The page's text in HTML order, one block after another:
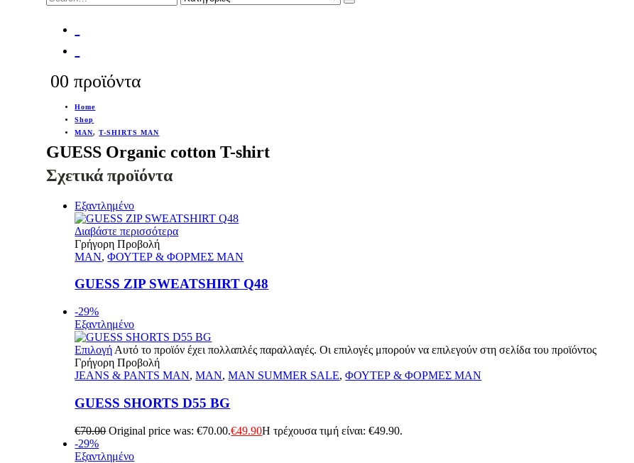
00 προϊόντα
Home
Shop
MAN,T-SHIRTS MAN
GUESS Organic cotton T-shirt
Σχετικά προϊόντα
Εξαντλημένο
Διαβάστε περισσότερα
Γρήγορη Προβολή
MAN,ΦΟΥΤΕΡ & ΦΟΡΜΕΣ MAN
GUESS ZIP SWEATSHIRT Q48
-29%
Εξαντλημένο
Επιλογή Αυτό το προϊόν έχει πολλαπλές παραλλαγές. Οι επιλογές μπορούν να επιλεγούν στη σελίδα του προϊόντος
Γρήγορη Προβολή
JEANS & PANTS MAN,MAN,MAN SUMMER SALE,ΦΟΥΤΕΡ & ΦΟΡΜΕΣ MAN
GUESS SHORTS D55 BG
€70.00 Original price was: €70.00.€49.90Η τρέχουσα τιμή είναι: €49.90.
-29%
Εξαντλημένο